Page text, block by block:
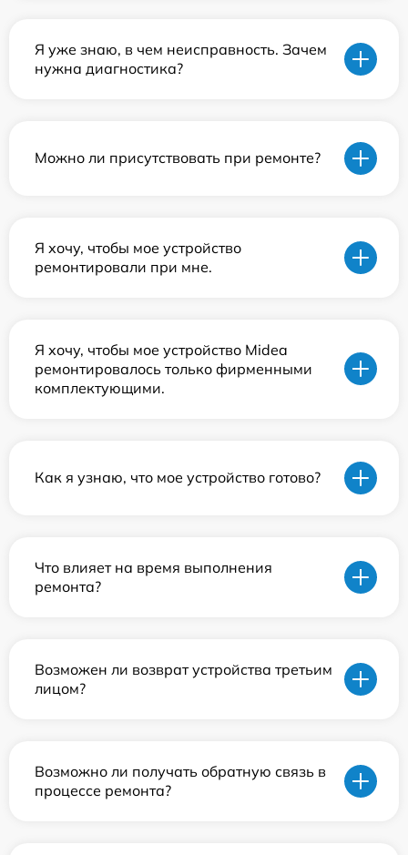
Я уже знаю, в чем неисправность. Зачем
нужна диагностика?
Можно ли присутствовать при ремонте?
Я хочу, чтобы мое устройство
ремонтировали при мне.
Я хочу, чтобы мое устройство Midea
ремонтировалось только фирменными
комплектующими.
Как я узнаю, что мое устройство готово?
Что влияет на время выполнения
ремонта?
Возможен ли возврат устройства третьим
лицом?
Возможно ли получать обратную связь в
процессе ремонта?